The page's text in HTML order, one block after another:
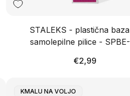
STALEKS - plastična
samolepilne pilice -
Redna
€2,99
Oznaka
KMALU NA VOLJO